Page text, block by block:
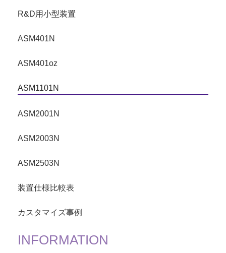
R&D用小型装置
ASM401N
ASM401oz
ASM1101N
ASM2001N
ASM2003N
ASM2503N
装置仕様比較表
カスタマイズ事例
INFORMATION